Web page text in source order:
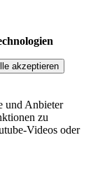
akzeptieren
und Anbieter
zu
Videos oder